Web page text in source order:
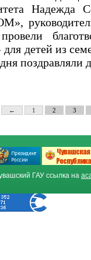
Надежда
для детей из
поздравляли
← 1 2 3
ГАУ ссылка на